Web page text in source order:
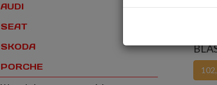
AUDI
SEAT
SKODA
PORCHE
VAG -